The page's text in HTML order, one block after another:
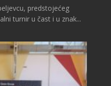
predstojećeg
turnir u čast i u znak...